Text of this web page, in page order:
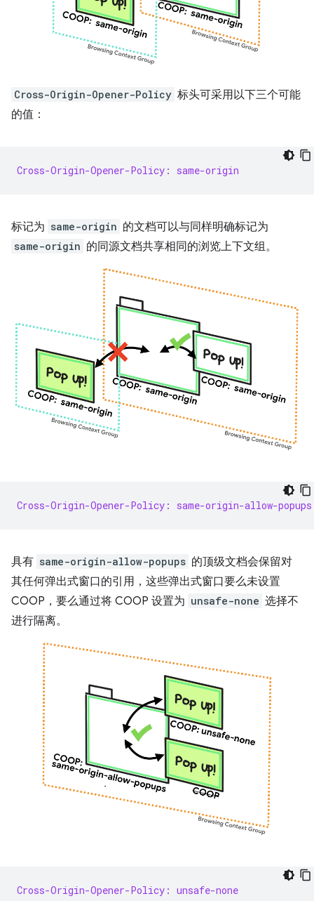
Cross-Origin-Opener-Policy 标头可采用以下三个可能
的值：
Cross-Origin-Opener-Policy: same-origin
标记为 same-origin 的文档可以与同样明确标记为
same-origin 的同源文档共享相同的浏览上下文组。
Cross-Origin-Opener-Policy: same-origin-allow-popups
具有 same-origin-allow-popups 的顶级文档会保留对
其任何弹出式窗口的引用，这些弹出式窗口要么未设置
COOP，要么通过将 COOP 设置为 unsafe-none 选择不
进行隔离。
Cross-Origin-Opener-Policy: unsafe-none